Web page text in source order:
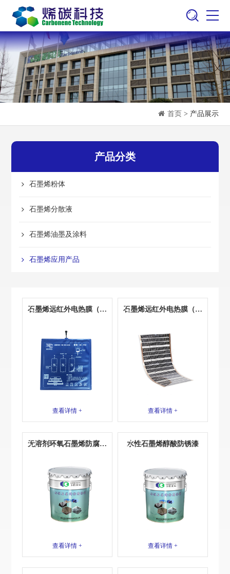
首页 > 产品展示
产品分类
石墨烯粉体
石墨烯分散液
石墨烯油墨及涂料
石墨烯应用产品
石墨烯远红外电热膜（封
查看详情 +
石墨烯远红外电热膜（裸
查看详情 +
无溶剂环氧石墨烯防腐面
查看详情 +
水性石墨烯醇酸防锈漆
查看详情 +